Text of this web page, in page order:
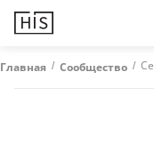
Главная / Сообщество /